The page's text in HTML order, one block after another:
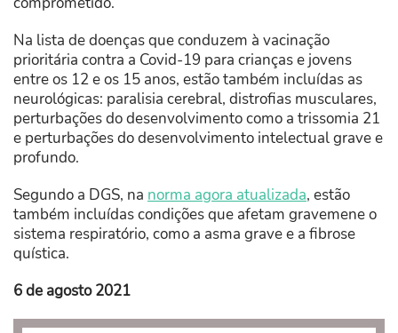
Na lista de doenças que conduzem à vacinação
prioritária contra a Covid-19 para crianças e jovens
entre os 12 e os 15 anos, estão também incluídas as
neurológicas: paralisia cerebral, distrofias musculares,
perturbações do desenvolvimento como a trissomia 21
e perturbações do desenvolvimento intelectual grave e
profundo.
Segundo a DGS, na norma agora atualizada, estão
também incluídas condições que afetam gravemene o
sistema respiratório, como a asma grave e a fibrose
quística.
6 de agosto 2021